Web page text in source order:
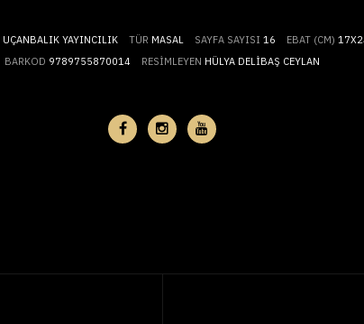
UÇANBALIK YAYINCILIK TÜR MASAL SAYFA SAYISI 16 EBAT (CM)
BARKOD 9789755870014 RESIMLEYEN HÜLYA DELIBAŞ CEYLAN